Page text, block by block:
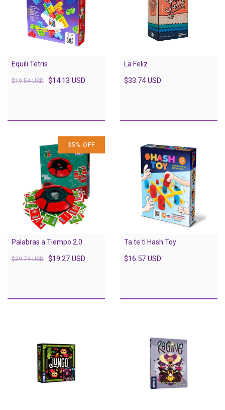
Equili Tetris
$19.54 USD $14.13 USD
La Feliz
$33.74 USD
35 % OFF
Palabras a Tiempo 2.0
$29.74 USD $19.27 USD
Ta te ti Hash Toy
$16.57 USD